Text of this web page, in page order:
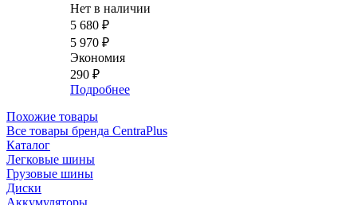
Нет в наличии
5 680 ₽
5 970 ₽
Экономия
290 ₽
Подробнее
Похожие товары
Все товары бренда CentraPlus
Каталог
Легковые шины
Грузовые шины
Диски
Аккумуляторы